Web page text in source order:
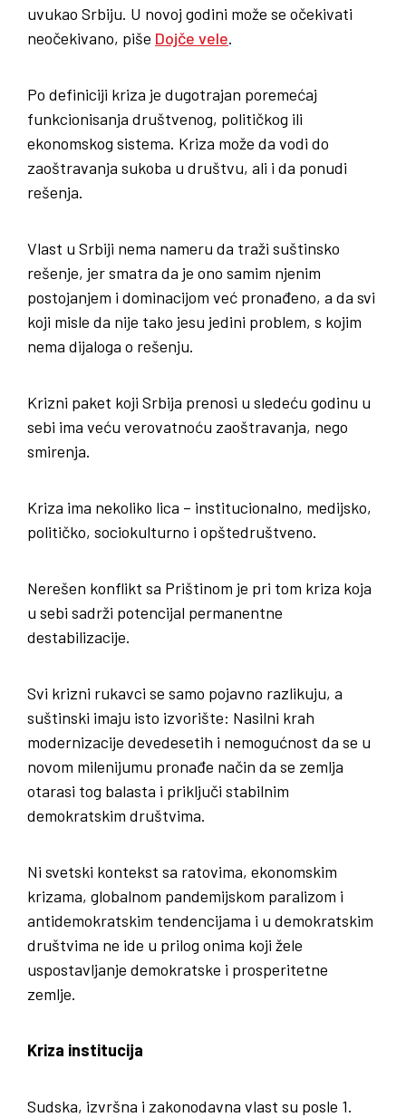
uvukao Srbiju. U novoj godini može se očekivati
neočekivano, piše Dojče vele.
Po definiciji kriza je dugotrajan poremećaj
funkcionisanja društvenog, političkog ili
ekonomskog sistema. Kriza može da vodi do
zaoštravanja sukoba u društvu, ali i da ponudi
rešenja.
Vlast u Srbiji nema nameru da traži suštinsko
rešenje, jer smatra da je ono samim njenim
postojanjem i dominacijom već pronađeno, a da svi
koji misle da nije tako jesu jedini problem, s kojim
nema dijaloga o rešenju.
Krizni paket koji Srbija prenosi u sledeću godinu u
sebi ima veću verovatnoću zaoštravanja, nego
smirenja.
Kriza ima nekoliko lica – institucionalno, medijsko,
političko, sociokulturno i opštedruštveno.
Nerešen konflikt sa Prištinom je pri tom kriza koja
u sebi sadrži potencijal permanentne
destabilizacije.
Svi krizni rukavci se samo pojavno razlikuju, a
suštinski imaju isto izvorište: Nasilni krah
modernizacije devedesetih i nemogućnost da se u
novom milenijumu pronađe način da se zemlja
otarasi tog balasta i priključi stabilnim
demokratskim društvima.
Ni svetski kontekst sa ratovima, ekonomskim
krizama, globalnom pandemijskom paralizom i
antidemokratskim tendencijama i u demokratskim
društvima ne ide u prilog onima koji žele
uspostavljanje demokratske i prosperitetne
zemlje.
Kriza institucija
Sudska, izvršna i zakonodavna vlast su posle 1.